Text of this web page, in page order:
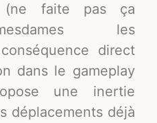
(ne faite pas ça
les
direct
dans le gameplay
une inertie
déplacements déjà